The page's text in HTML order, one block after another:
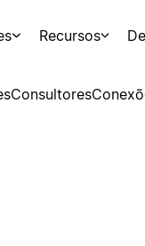
Recursos
Consultores